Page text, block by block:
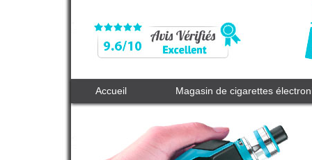
Accueil Magasin de cigarettes